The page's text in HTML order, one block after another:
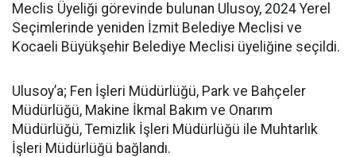
Meclis Üyeliği görevinde bulunan Ulusoy, 2024 Yerel
Seçimlerinde yeniden İzmit Belediye Meclisi ve
Kocaeli Büyükşehir Belediye Meclisi üyeliğine seçildi.
Ulusoy’a; Fen İşleri Müdürlüğü, Park ve Bahçeler
Müdürlüğü, Makine İkmal Bakım ve Onarım
Müdürlüğü, Temizlik İşleri Müdürlüğü ile Muhtarlık
İşleri Müdürlüğü bağlandı.